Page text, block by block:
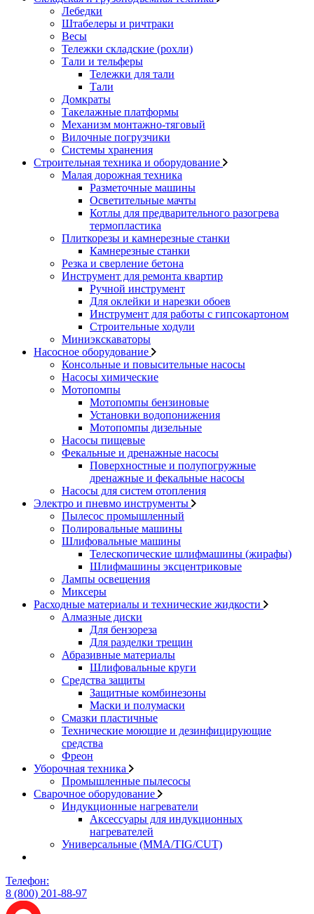
Лебедки
Штабелеры и ричтраки
Весы
Тележки складские (рохли)
Тали и тельферы
Тележки для тали
Тали
Домкраты
Такелажные платформы
Механизм монтажно-тяговый
Вилочные погрузчики
Системы хранения
Строительная техника и оборудование
Малая дорожная техника
Разметочные машины
Осветительные мачты
Котлы для предварительного разогрева
термопластика
Плиткорезы и камнерезные станки
Камнерезные станки
Резка и сверление бетона
Инструмент для ремонта квартир
Ручной инструмент
Для оклейки и нарезки обоев
Инструмент для работы с гипсокартоном
Строительные ходули
Миниэкскаваторы
Насосное оборудование
Консольные и повысительные насосы
Насосы химические
Мотопомпы
Мотопомпы бензиновые
Установки водопонижения
Мотопомпы дизельные
Насосы пищевые
Фекальные и дренажные насосы
Поверхностные и полупогружные
дренажные и фекальные насосы
Насосы для систем отопления
Электро и пневмо инструменты
Пылесос промышленный
Полировальные машины
Шлифовальные машины
Телескопические шлифмашины (жирафы)
Шлифмашины эксцентриковые
Лампы освещения
Миксеры
Расходные материалы и технические жидкости
Алмазные диски
Для бензореза
Для разделки трещин
Абразивные материалы
Шлифовальные круги
Средства защиты
Защитные комбинезоны
Маски и полумаски
Смазки пластичные
Технические моющие и дезинфицирующие
средства
Фреон
Уборочная техника
Промышленные пылесосы
Сварочное оборудование
Индукционные нагреватели
Аксессуары для индукционных
нагревателей
Универсальные (MMA/TIG/CUT)
Телефон:
8 (800) 201-88-97